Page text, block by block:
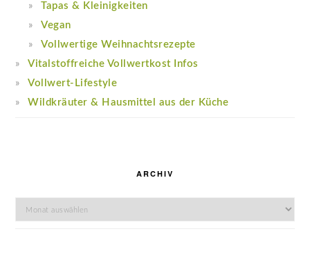
Tapas & Kleinigkeiten
Vegan
Vollwertige Weihnachtsrezepte
Vitalstoffreiche Vollwertkost Infos
Vollwert-Lifestyle
Wildkräuter & Hausmittel aus der Küche
ARCHIV